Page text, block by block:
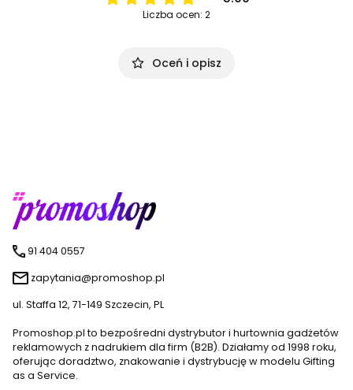
Liczba ocen: 2
Oceń i opisz
91 404 0557
zapytania@promoshop.pl
ul. Staffa 12, 71-149 Szczecin, PL
Promoshop.pl to bezpośredni dystrybutor i hurtownia gadżetów
reklamowych z nadrukiem dla firm (B2B). Działamy od 1998 roku,
oferując doradztwo, znakowanie i dystrybucję w modelu Gifting
as a Service.